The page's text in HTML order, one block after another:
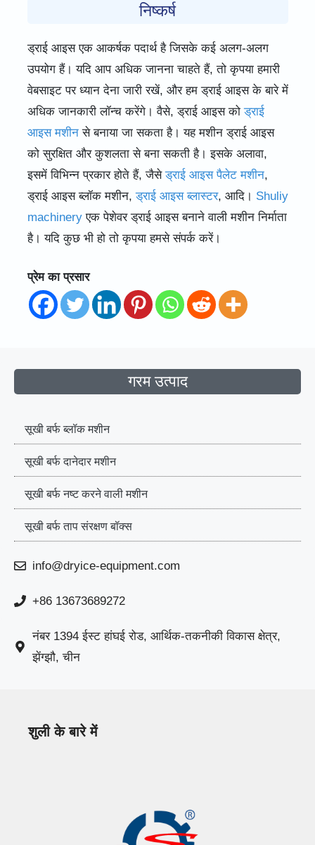
निष्कर्ष
ड्राई आइस एक आकर्षक पदार्थ है जिसके कई अलग-अलग
उपयोग हैं। यदि आप अधिक जानना चाहते हैं, तो कृपया हमारी
वेबसाइट पर ध्यान देना जारी रखें, और हम ड्राई आइस के बारे में
अधिक जानकारी लॉन्च करेंगे। वैसे, ड्राई आइस कोड्राई
आइस मशीनसे बनाया जा सकता है। यह मशीन ड्राई आइस
को सुरक्षित और कुशलता से बना सकती है। इसके अलावा,
इसमें विभिन्न प्रकार होते हैं, जैसेड्राई आइस पैलेट मशीन,
ड्राई आइस ब्लॉक मशीन,ड्राई आइस ब्लास्टर, आदि। Shuliy
machineryएक पेशेवर ड्राई आइस बनाने वाली मशीन निर्माता
है। यदि कुछ भी हो तो कृपया हमसे संपर्क करें।
प्रेम का प्रसार
गरम उत्पाद
सूखी बर्फ ब्लॉक मशीन
सूखी बर्फ दानेदार मशीन
सूखी बर्फ नष्ट करने वाली मशीन
सूखी बर्फ ताप संरक्षण बॉक्स
info@dryice-equipment.com
+86 13673689272
नंबर 1394 ईस्ट हांघई रोड, आर्थिक-तकनीकी विकास क्षेत्र,
झेंग्झौ, चीन
शुली के बारे में